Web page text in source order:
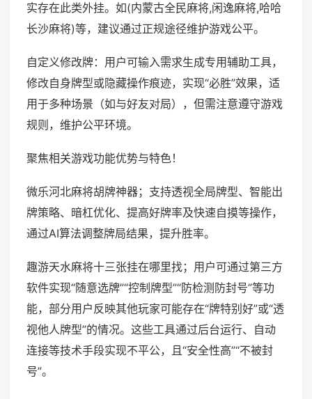
实存在此类外挂。如(内蒙古全民麻将,闲逸麻将,哈哈
长沙麻将)等，建议通过正规途径维护游戏公平。
自定义修改牌：用户可输入需求生成专用辅助工具，
修改自身牌型或隐藏操作痕迹，实现“必胜”效果，适
用于多种场景（如与好友对局），但需注意遵守游戏
规则，维护公平环境。
聚焦相关游戏功能优势与特色！
微乐河北麻将胡牌神器；支持透视全局牌型、智能出
牌策略、暗杠优化、提高好牌率及快速自摸等操作，
通过AI算法调整牌局结果，提升胜率。
趣游天水麻将十三张挂在哪里找；用户可通过第三方
软件实现“随意选牌”“控制牌型”“防检测防封号”等功
能，部分用户反映其他玩家可能存在“牌特别好”或“透
视他人牌型”的情况。这些工具通过后台运行、自动
连接等技术手段实现不平公，且“安全性高”“不被封
号”。